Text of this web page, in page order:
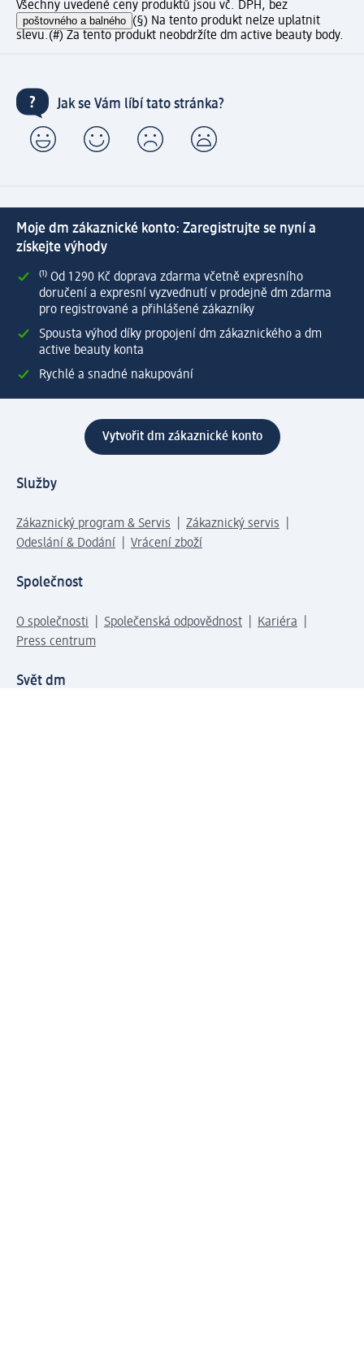
Všechny uvedené ceny produktů jsou vč. DPH, bez
poštovného a balného (§) Na tento produkt nelze uplatnit
slevu.(#) Za tento produkt neobdržíte dm active beauty body.
Jak se Vám líbí tato stránka?
Moje dm zákaznické konto: Zaregistrujte se nyní a
získejte výhody
⁽¹⁾ Od 1 290 Kč doprava zdarma včetně expresního
doručení a expresní vyzvednutí v prodejně dm zdarma
pro registrované a přihlášené zákazníky
Spousta výhod díky propojení dm zákaznického a dm
active beauty konta
Rychlé a snadné nakupování
Vytvořit dm zákaznické konto
Služby
Zákaznický program & Servis
Zákaznický servis
Odeslání & Dodání
Vrácení zboží
Společnost
O společnosti Společenská odpovědnost
Kariéra
Press centrum
Svět dm